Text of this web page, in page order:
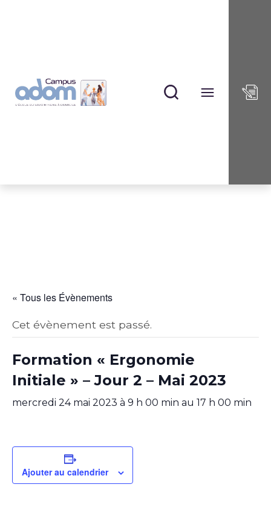
« Tous les Évènements
Cet évènement est passé.
Formation « Ergonomie
Initiale » – Jour 2 – Mai 2023
mercredi 24 mai 2023 à 9 h 00 min au 17 h 00 min
Ajouter au calendrier